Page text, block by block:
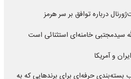
درباره توافق بر سر هرمز
سیدمجتبی خامنه‌ای استثنائی است
و آمریکا
بسته‌بندی حرفه‌ای برای برندهایی که به